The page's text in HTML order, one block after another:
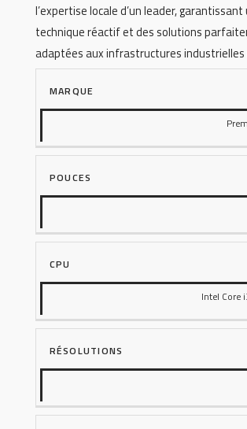
l’expertise locale d’un leader,
technique réactif et des solutions
adaptées aux infrastructures industrielles
MARQUE
POUCES
CPU
Intel Core
RÉSOLUTIONS